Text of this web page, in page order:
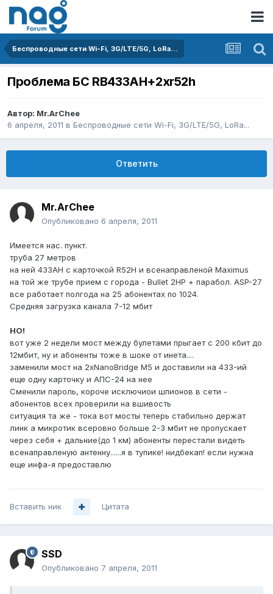
Беспроводные сети Wi-Fi, 3G/LTE/5G, LoRa...
Проблема БС RB433AH+2xr52h
Автор: Mr.ArChee
6 апреля, 2011 в Беспроводные сети Wi-Fi, 3G/LTE/5G, LoRa...
Ответить
Mr.ArChee
Опубликовано 6 апреля, 2011
Имеется нас. пункт.
труба 27 метров
на ней 433АН с карточкой R52H и всенаправленой Maximus
на той же трубе прием с города - Bullet 2HP + парабол. ASP-27
все работает полгода на 25 абонентах по 1024.
Средняя загрузка канала 7-12 мбит
НО!
вот уже 2 недели мост между булетами прыгает с 200 кбит до
12мбит, ну и абоненты тоже в шоке от инета....
заменили мост на 2хNanoBridge M5 и доставили на 433-ий
еще одну карточку и АПС-24 на нее
Сменили пароль, короче исключиои шпионов в сети -
абонентов всех проверили на вшивость
ситуация та же - тока вот мосты теперь стабильно держат
линк а микротик всеровно больше 2-3 мбит не пропускает
через себя + дальние(до 1 км) абоненты перестали видеть
всенаправленую антенну......я в тупике! нидбекап! если нужна
еще инфа-я предоставлю
Вставить ник Цитата
SSD
Опубликовано 7 апреля, 2011